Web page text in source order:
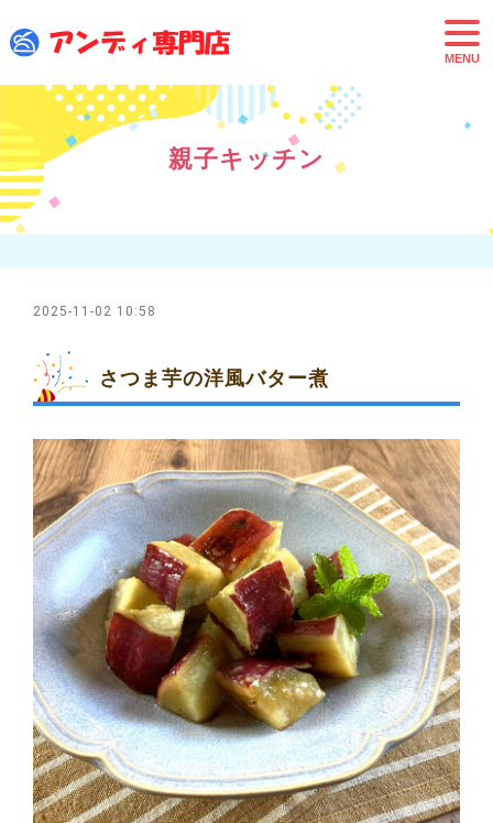
t
o
g
n
親子キッチン
2025-11-02 10:58
さつま芋の洋風バター煮